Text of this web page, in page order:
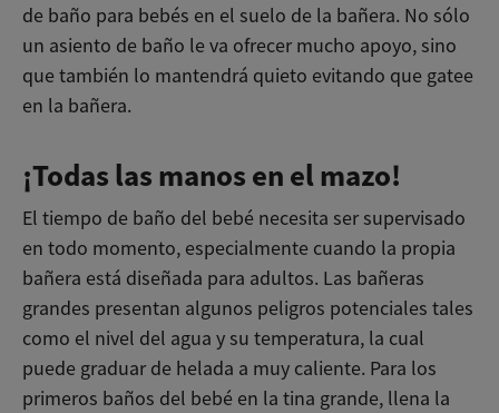
de baño para bebés en el suelo de la bañera. No sólo
un asiento de baño le va ofrecer mucho apoyo, sino
que también lo mantendrá quieto evitando que gatee
en la bañera.
¡Todas las manos en el mazo!
El tiempo de baño del bebé necesita ser supervisado
en todo momento, especialmente cuando la propia
bañera está diseñada para adultos. Las bañeras
grandes presentan algunos peligros potenciales tales
como el nivel del agua y su temperatura, la cual
puede graduar de helada a muy caliente. Para los
primeros baños del bebé en la tina grande, llena la